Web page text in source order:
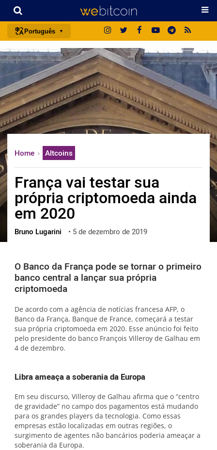
Português
português (BR)
english
español
français
italiano
deutsch
中文
한국어
العربية
ไทย
ქართული
vietnamese
Home Altcoins
França vai testar sua
própria criptomoeda ainda
em 2020
Bruno Lugarini • 5 de dezembro de 2019
O Banco da França pode se tornar o primeiro
banco central a lançar sua própria
criptomoeda
De acordo com a agência de notícias francesa AFP, o
Banco da França, Banque de France, começará a testar
sua própria criptomoeda em 2020. Esse anúncio foi feito
pelo presidente do banco François Villeroy de Galhau em
4 de dezembro.
Libra ameaça a soberania da Europa
Em seu discurso, Villeroy de Galhau afirma que o “centro
de gravidade” no campo dos pagamentos está mudando
para os grandes players da tecnologia. Como essas
empresas estão localizadas em outras regiões, o
surgimento de agentes não bancários poderia ameaçar a
soberania da Europa.